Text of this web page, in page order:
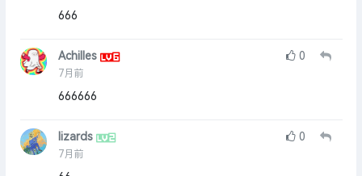
666
Achilles
7月前
0
666666
lizards
7月前
0